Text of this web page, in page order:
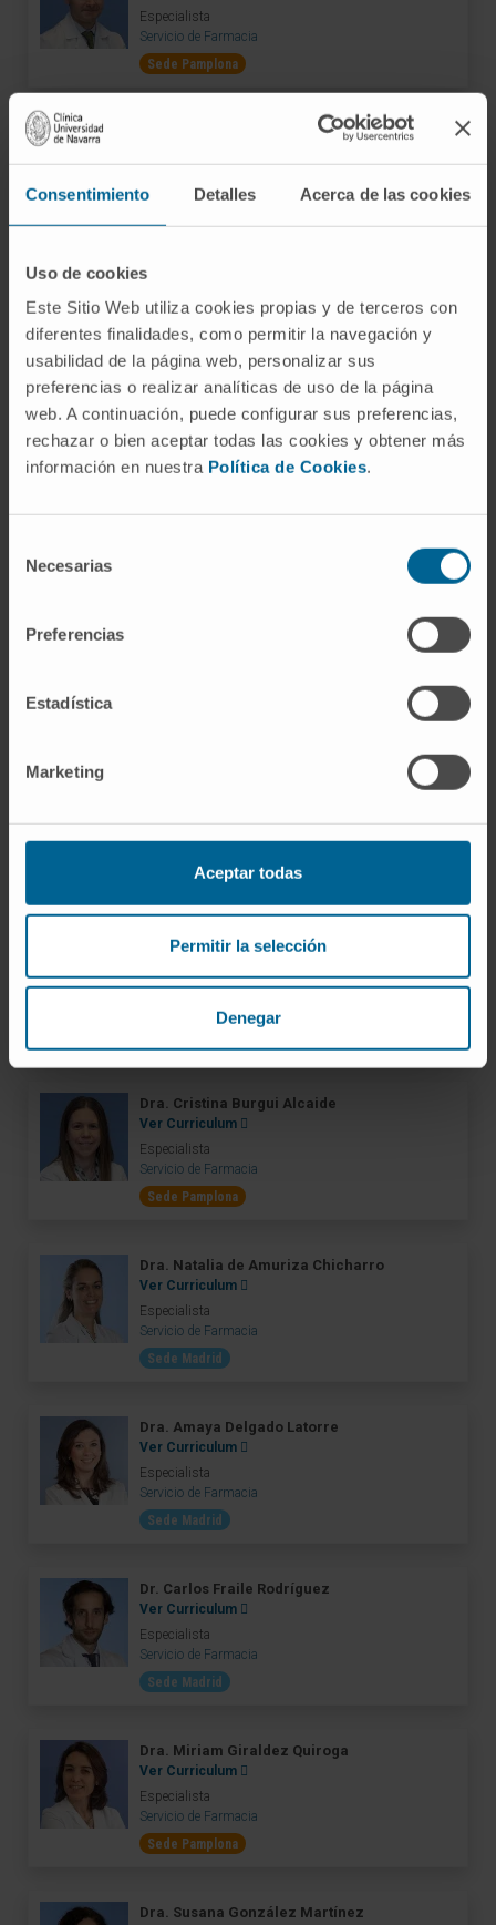
Consentimiento Detalles Acerca de las cookies
Uso de cookies
Este Sitio Web utiliza cookies propias y de terceros con
diferentes finalidades, como permitir la navegación y
usabilidad de la página web, personalizar sus
preferencias o realizar analíticas de uso de la página
web. A continuación, puede configurar sus preferencias,
rechazar o bien aceptar todas las cookies y obtener más
información en nuestra Política de Cookies.
Necesarias
Preferencias
Estadística
Marketing
Aceptar todas
Permitir la selección
Denegar
Especialista
Servicio de Farmacia
Sede Pamplona
Dra. Azucena Aldaz Pastor
Servicio de Farmacia
Sede Pamplona
Ver Curriculum
Especialista
Servicio de Farmacia
Sede Pamplona
Dra. Mª Carmen Barace Indurain
Ver Curriculum
Especialista
Servicio de Farmacia
Sede Pamplona
Dra. Estela Blazquiz Ibero
Especialista
Servicio de Farmacia
Dra. Cristina Burgui Alcaide
Ver Curriculum
Especialista
Servicio de Farmacia
Sede Pamplona
Dra. Natalia de Amuriza Chicharro
Ver Curriculum
Especialista
Servicio de Farmacia
Sede Madrid
Dra. Amaya Delgado Latorre
Ver Curriculum
Especialista
Servicio de Farmacia
Sede Madrid
Dr. Carlos Fraile Rodríguez
Ver Curriculum
Especialista
Servicio de Farmacia
Sede Madrid
Dra. Miriam Giraldez Quiroga
Ver Curriculum
Especialista
Servicio de Farmacia
Sede Pamplona
Dra. Susana González Martínez